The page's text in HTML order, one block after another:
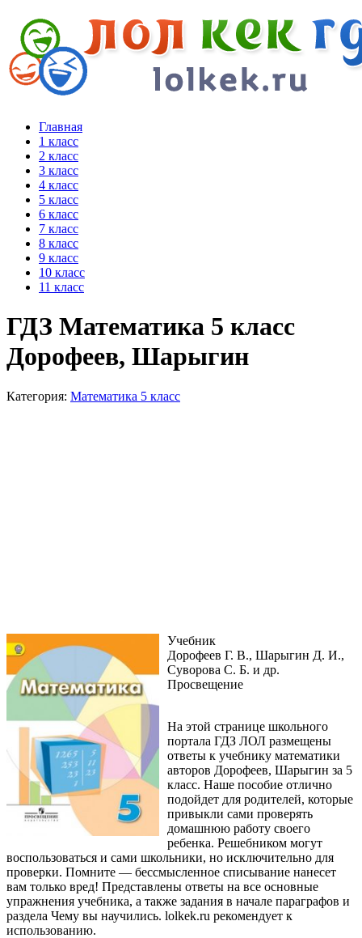
Главная
1 класс
2 класс
3 класс
4 класс
5 класс
6 класс
7 класс
8 класс
9 класс
10 класс
11 класс
ГДЗ Математика 5 класс
Дорофеев, Шарыгин
Категория: Математика 5 класс
Учебник
Дорофеев Г. В., Шарыгин Д. И.,
Суворова С. Б. и др.
Просвещение
На этой странице школьного
портала ГДЗ ЛОЛ размещены
ответы к учебнику математики
авторов Дорофеев, Шарыгин за 5
класс. Наше пособие отлично
подойдет для родителей, которые
привыкли сами проверять
домашнюю работу своего
ребенка. Решебником могут
воспользоваться и сами школьники, но исключительно для
проверки. Помните — бессмысленное списывание нанесет
вам только вред! Представлены ответы на все основные
упражнения учебника, а также задания в начале параграфов и
раздела Чему вы научились. lolkek.ru рекомендует к
использованию.